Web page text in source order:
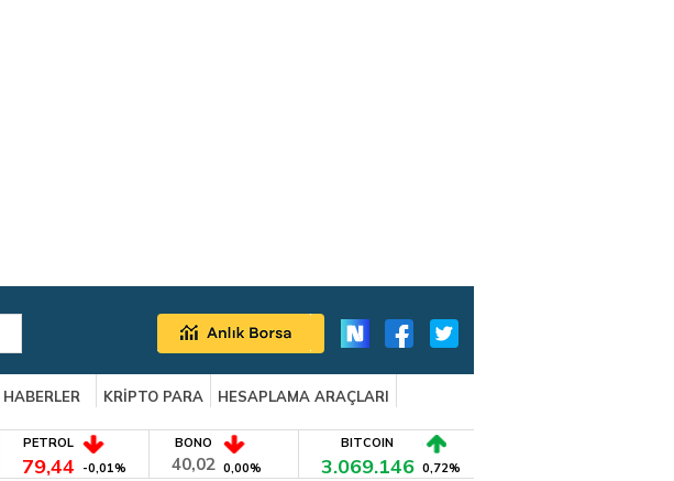
HABERLER KRİPTO PARA
HESAPLAMA ARAÇLARI
PETROL
79,44 -0,01%
BONO
40,02 0,00%
BITCOIN
3.069.146 0,72%